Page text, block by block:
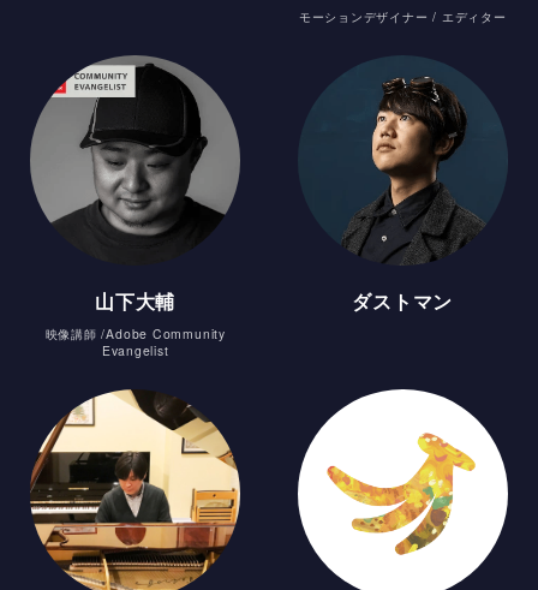
モーションデザイナー / エディター
山下大輔
映像講師 /Adobe Community
Evangelist
ダストマン